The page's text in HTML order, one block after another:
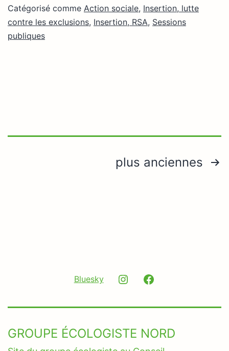
Catégorisé comme Action sociale, Insertion, lutte
contre les exclusions, Insertion, RSA, Sessions
publiques
plus anciennes
Bluesky Instagram
GROUPE ÉCOLOGISTE NORD